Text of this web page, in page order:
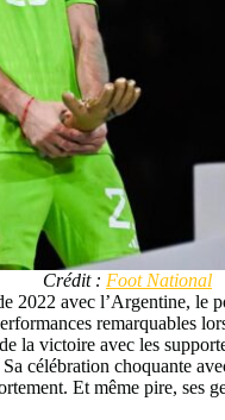
Crédit : Foot National
2022 avec l’Argentine, le
remarquables
la victoire avec les
célébration choquante
Et même pire, ses